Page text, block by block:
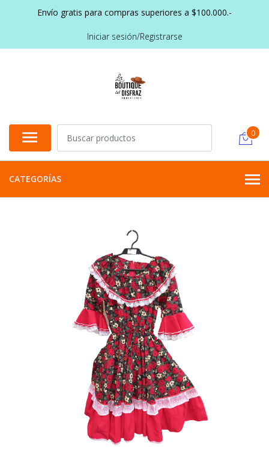
Envío gratis para compras superiores a $100.000.-
Iniciar sesión/Registrarse
0
CATEGORÍAS